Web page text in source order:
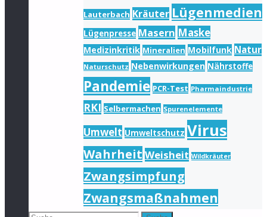
Lauterbach Kräuter Lügenmedien
Lügenpresse Masern Maske
Medizinkritik Mineralien Mobilfunk Natur
Naturschutz Nebenwirkungen Nährstoffe
Pandemie PCR-Test Pharmaindustrie
RKI Selbermachen Spurenelemente
Umwelt Umweltschutz Virus
Wahrheit Weisheit Wildkräuter
Zwangsimpfung
Zwangsmaßnahmen